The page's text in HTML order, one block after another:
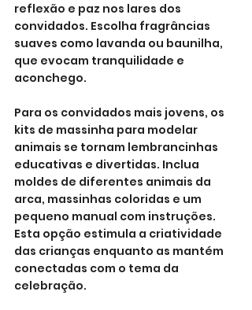
reflexão e paz nos lares dos
convidados. Escolha fragrâncias
suaves como lavanda ou baunilha,
que evocam tranquilidade e
aconchego.
Para os convidados mais jovens, os
kits de massinha para modelar
animais se tornam lembrancinhas
educativas e divertidas. Inclua
moldes de diferentes animais da
arca, massinhas coloridas e um
pequeno manual com instruções.
Esta opção estimula a criatividade
das crianças enquanto as mantém
conectadas com o tema da
celebração.